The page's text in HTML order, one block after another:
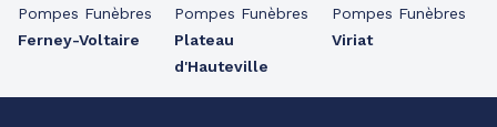
Pompes Funèbres
Ferney-Voltaire
Pompes Funèbres
Plateau
d'Hauteville
Pompes Funèbres
Viriat